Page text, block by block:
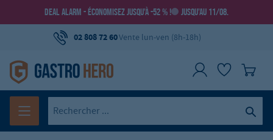
DEAL ALARM - ÉCONOMISEZ JUSQU’À -52 % ! JUSQU’AU 11/08.
02 808 72 60Vente lun-ven (8h-18h)